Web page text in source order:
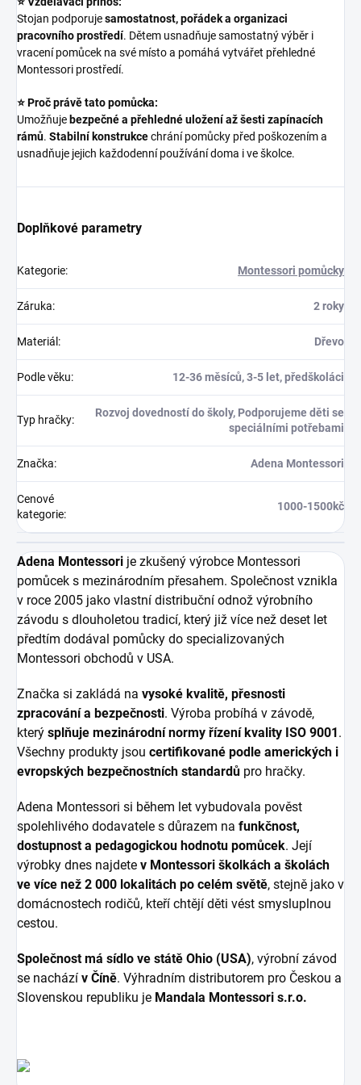
Stojan podporujesamostatnost, pořádek a organizaci
pracovního prostředí. Dětem usnadňuje samostatný výběr i
vracení pomůcek na své místo a pomáhá vytvářet přehledné
Montessori prostředí.
⭐ Proč právě tato pomůcka:
Umožňuje bezpečné a přehledné uložení až šesti zapínacích
rámů. Stabilní konstrukcechrání pomůcky před poškozením a
usnadňuje jejich každodenní používání doma i ve školce.
Doplňkové parametry
Kategorie: Montessori pomůcky
Záruka: 2 roky
Materiál : Dřevo
Podle věku: 12-36 měsíců, 3-5 let, předškoláci
Typ hračky:
Rozvoj dovedností do školy, Podporujeme děti se
speciálními potřebami
Značka: Adena Montessori
Cenové
kategorie:
1000-1500kč
Adena Montessori je zkušený výrobce Montessori
pomůcek s mezinárodním přesahem. Společnost vznikla
v roce 2005 jako vlastní distribuční odnož výrobního
závodu s dlouholetou tradicí, který již více než deset let
předtím dodával pomůcky do specializovaných
Montessori obchodů v USA.
Značka si zakládá na vysoké kvalitě, přesnosti
zpracování a bezpečnosti. Výroba probíhá v závodě,
který splňuje mezinárodní normy řízení kvality ISO 9001.
Všechny produkty jsou certifikované podle amerických i
evropských bezpečnostních standardů pro hračky.
Adena Montessori si během let vybudovala pověst
spolehlivého dodavatele s důrazem na funkčnost,
dostupnost a pedagogickou hodnotu pomůcek. Její
výrobky dnes najdete v Montessori školkách a školách
ve více než 2 000 lokalitách po celém světě, stejně jako v
domácnostech rodičů, kteří chtějí děti vést smysluplnou
cestou.
Společnost má sídlo ve státě Ohio (USA), výrobní závod
se nachází v Číně. Výhradním distributorem pro Českou a
Slovenskou republiku je Mandala Montessori s.r.o.